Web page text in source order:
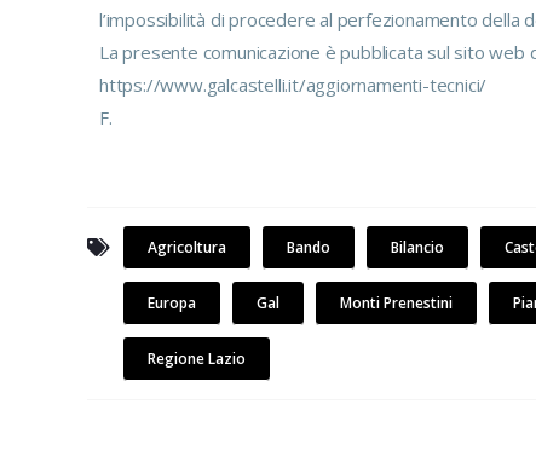
l’impossibilità di procedere al perfezionamento della
La presente comunicazione è pubblicata sul sito web
https://www.galcastelli.it/aggiornamenti-tecnici/
F.
Agricoltura Bando Bilancio
Europa Gal Monti Prenestini
Regione Lazio